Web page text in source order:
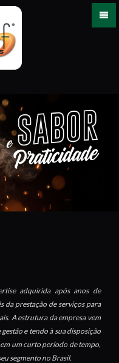
adquirida após anos de
da prestação de serviços para
A estrutura da empresa vem
e tendo à sua disposição
um curto período de tempo,
segmento no Brasil.